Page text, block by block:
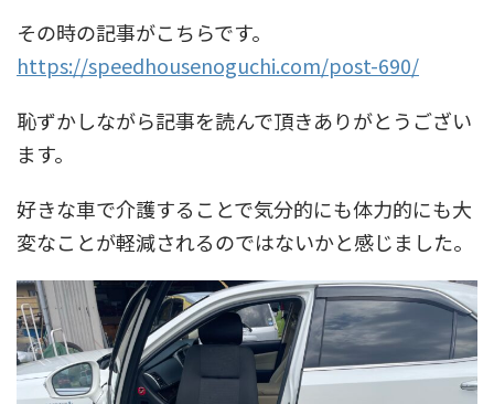
その時の記事がこちらです。
https://speedhousenoguchi.com/post-690/
恥ずかしながら記事を読んで頂きありがとうござい
ます。
好きな車で介護することで気分的にも体力的にも大
変なことが軽減されるのではないかと感じました。